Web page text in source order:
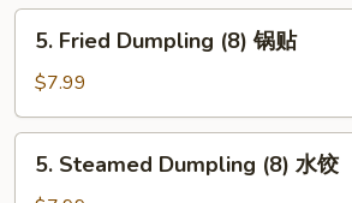
炸
Fried
Dumpling
(8)
锅
5. Fried Dumpling (8) 锅贴
$7.99
Steamed
5. Steamed Dumpling (8) 水饺